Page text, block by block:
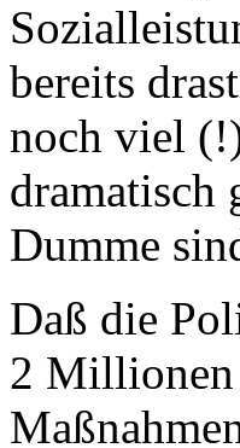
bereits
noch viel
dramatisch
Dumme
Daß die
2 Millionen